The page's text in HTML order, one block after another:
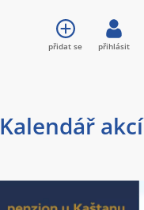
Kalendář akcí
přidat se přihlásit